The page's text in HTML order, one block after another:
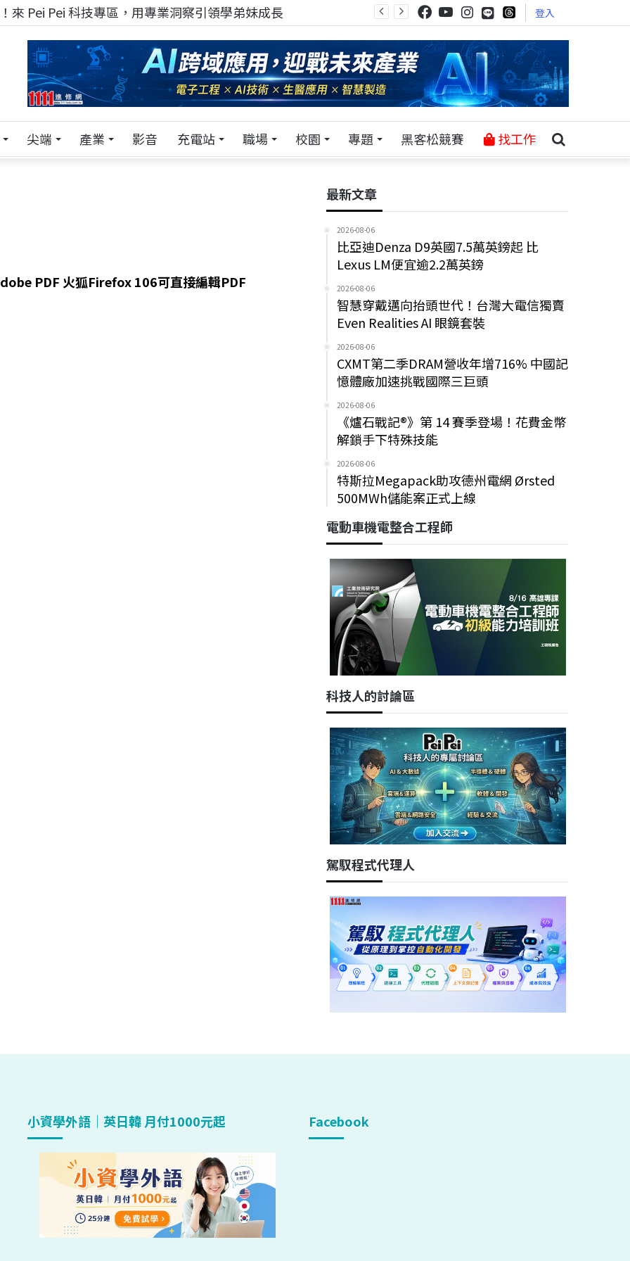
來 Pei Pei 科技專區，用專業洞察引領學弟妹成長 登入
尖端 產業 影音 充電站 職場 校園 專題 黑客松競賽 找工作
PDF 火狐Firefox 106可直接編輯PDF
最新文章
2026-08-06
比亞迪Denza D9英國7.5萬英鎊起 比
Lexus LM便宜逾2.2萬英鎊
2026-08-06
智慧穿戴邁向抬頭世代！台灣大電信獨賣
Even Realities AI 眼鏡套裝
2026-08-06
CXMT第二季DRAM營收年增716% 中國記
憶體廠加速挑戰國際三巨頭
2026-08-06
《爐石戰記®》第 14 賽季登場！花費金幣
解鎖手下特殊技能
2026-08-06
特斯拉Megapack助攻德州電網 Ørsted
500MWh儲能案正式上線
電動車機電整合工程師
科技人的討論區
駕馭程式代理人
小資學外語｜英日韓 月付1000元起 Facebook